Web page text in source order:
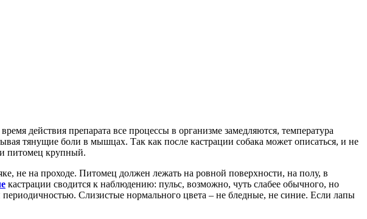
действия препарата все процессы в организме замедляются, температура
тянущие боли в мышцах. Так как после кастрации собака может описаться, и не
питомец крупный.
не на проходе. Питомец должен лежать на ровной поверхности, на полу, в
кастрации сводится к наблюдению: пульс, возможно, чуть слабее обычного, но
Слизистые нормального цвета – не бледные, не синие. Если лапы